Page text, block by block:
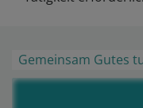
Gemeinsam Gutes